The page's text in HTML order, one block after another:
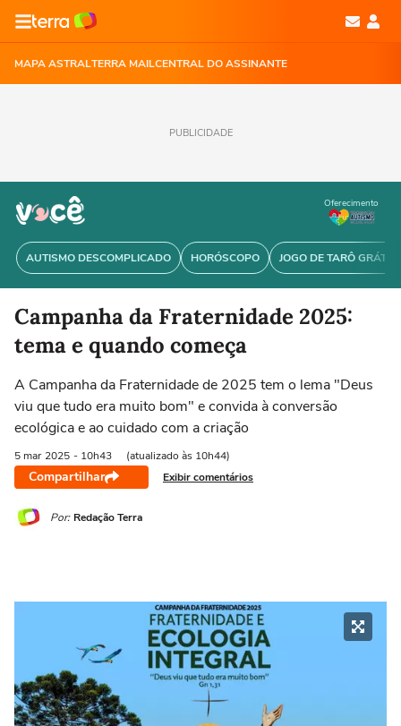
MAPA ASTRALTERRA MAILCENTRAL DO ASSINANTE
PUBLICIDADE
AUTISMO DESCOMPLICADO HORÓSCOPO JOGO DE TARÔ GRÁTIS
Oferecimento
Campanha da Fraternidade 2025:
tema e quando começa
A Campanha da Fraternidade de 2025 tem o lema "Deus
viu que tudo era muito bom" e convida à conversão
ecológica e ao cuidado com a criação
5 mar 2025 - 10h43 (atualizado às 10h44)
Compartilhar Exibir comentários
Por: Redação Terra